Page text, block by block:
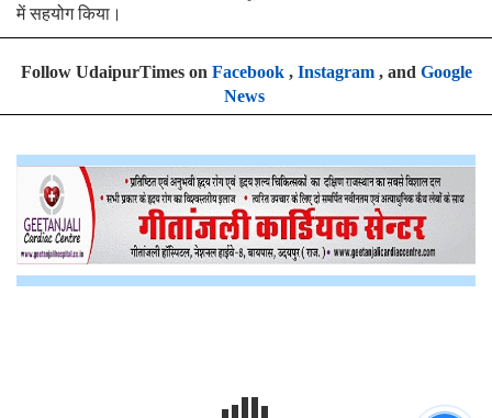
में सहयोग किया।
Follow UdaipurTimes on Facebook, Instagram, and Google
News